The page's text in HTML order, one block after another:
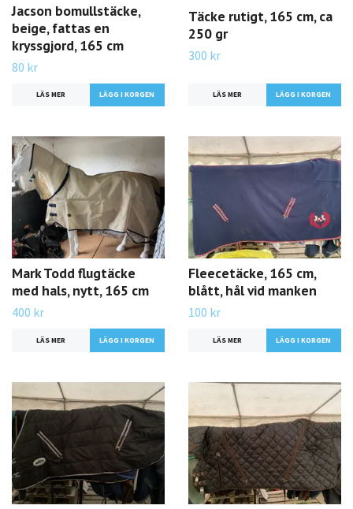
Jacson bomullstäcke,
beige, fattas en
kryssgjord, 165 cm
80 kr
LÄS MER
Täcke rutigt, 165 cm, ca
250 gr
300 kr
LÄS MER
Mark Todd flugtäcke
med hals, nytt, 165 cm
400 kr
LÄS MER
Fleecetäcke, 165 cm,
blått, hål vid manken
100 kr
LÄS MER